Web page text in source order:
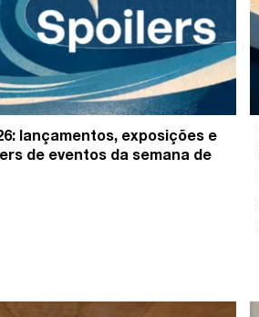
lançamentos, exposições e
de eventos da semana de